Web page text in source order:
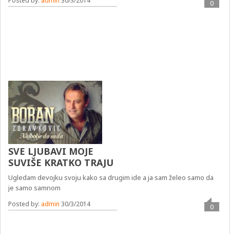
0
SVE LJUBAVI MOJE
SUVIŠE KRATKO TRAJU
Ugledam devojku svoju kako sa drugim ide a ja sam želeo samo da
je samo samnom
Posted by: admin 30/3/2014 0